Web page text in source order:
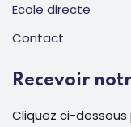
Ecole directe
Contact
Recevoir
Cliquez ci-